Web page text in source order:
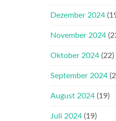
Dezember 2024
November 2024
Oktober 2024 (22)
September 2024
August 2024 (19)
Juli 2024 (19)